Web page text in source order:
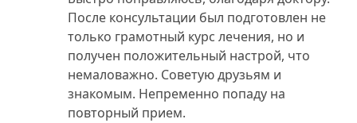
После консультации был подготовлен не
только грамотный курс лечения, но и
получен положительный настрой, что
немаловажно. Советую друзьям и
знакомым. Непременно попаду на
повторный прием.